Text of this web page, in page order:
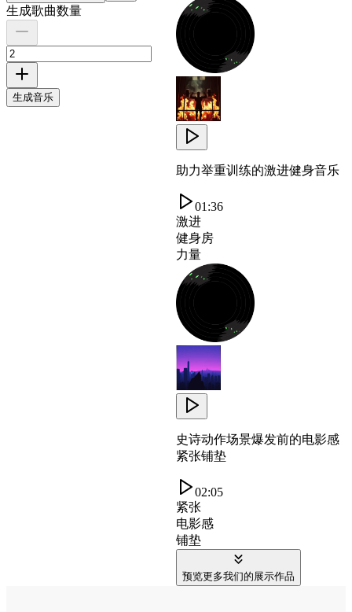
生成歌曲数量
生成音乐
助力举重训练的激进健身音乐
01:36
激进
健身房
力量
史诗动作场景爆发前的电影感
紧张铺垫
02:05
紧张
电影感
铺垫
预览更多我们的展示作品